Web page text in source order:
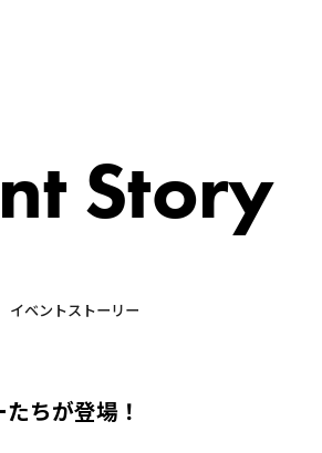
Story
イベントストーリー
ちが登場！